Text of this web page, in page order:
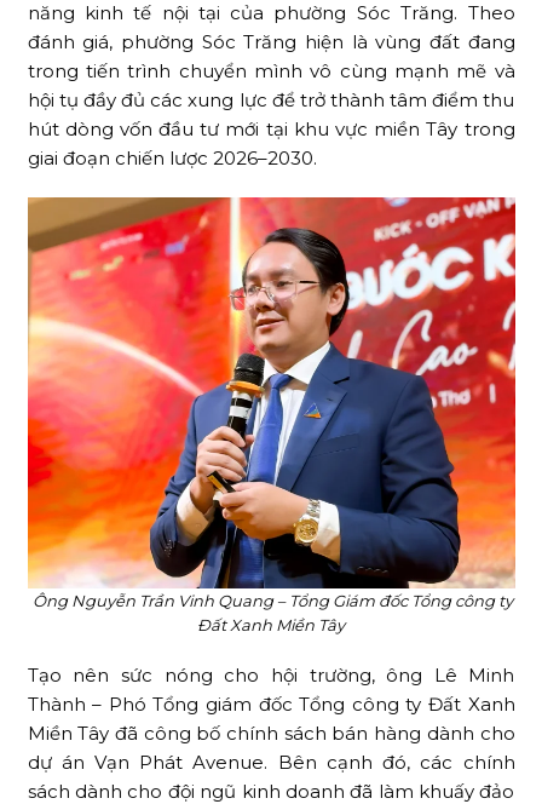
năng kinh tế nội tại của phường Sóc Trăng. Theo
đánh giá, phường Sóc Trăng hiện là vùng đất đang
trong tiến trình chuyển mình vô cùng mạnh mẽ và
hội tụ đầy đủ các xung lực để trở thành tâm điểm thu
hút dòng vốn đầu tư mới tại khu vực miền Tây trong
giai đoạn chiến lược 2026–2030.
Ông Nguyễn Trần Vinh Quang – Tổng Giám đốc Tổng công ty
Đất Xanh Miền Tây
Tạo nên sức nóng cho hội trường, ông Lê Minh
Thành – Phó Tổng giám đốc Tổng công ty Đất Xanh
Miền Tây đã công bố chính sách bán hàng dành cho
dự án Vạn Phát Avenue. Bên cạnh đó, các chính
sách dành cho đội ngũ kinh doanh đã làm khuấy đảo